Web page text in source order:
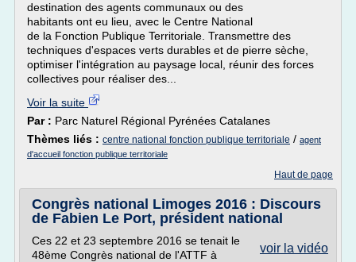
destination des agents communaux ou des
habitants ont eu lieu, avec le Centre National
de la Fonction Publique Territoriale. Transmettre des
techniques d'espaces verts durables et de pierre sèche,
optimiser l'intégration au paysage local, réunir des forces
collectives pour réaliser des...
Voir la suite
Par : Parc Naturel Régional Pyrénées Catalanes
Thèmes liés : centre national fonction publique territoriale / agent
d'accueil fonction publique territoriale
Haut de page
Congrès national Limoges 2016 : Discours
de Fabien Le Port, président national
voir la vidéo
Ces 22 et 23 septembre 2016 se tenait le
48ème Congrès national de l'ATTF à